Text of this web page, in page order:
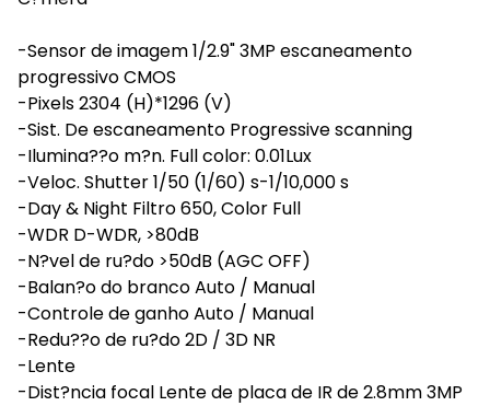
-Sensor de imagem 1/2.9" 3MP escaneamento
progressivo CMOS
-Pixels 2304 (H)*1296 (V)
-Sist. De escaneamento Progressive scanning
-Ilumina??o m?n. Full color: 0.01Lux
-Veloc. Shutter 1/50 (1/60) s-1/10,000 s
-Day & Night Filtro 650, Color Full
-WDR D-WDR, >80dB
-N?vel de ru?do >50dB (AGC OFF)
-Balan?o do branco Auto / Manual
-Controle de ganho Auto / Manual
-Redu??o de ru?do 2D / 3D NR
-Lente
-Dist?ncia focal Lente de placa de IR de 2.8mm 3MP